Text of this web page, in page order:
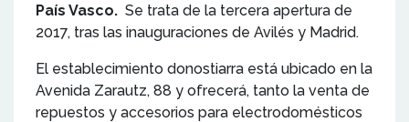
País Vasco. Se trata de la tercera apertura de
2017, tras las inauguraciones de Avilés y Madrid.
El establecimiento donostiarra está ubicado en la
Avenida Zarautz, 88 y ofrecerá, tanto la venta de
repuestos y accesorios para electrodomésticos